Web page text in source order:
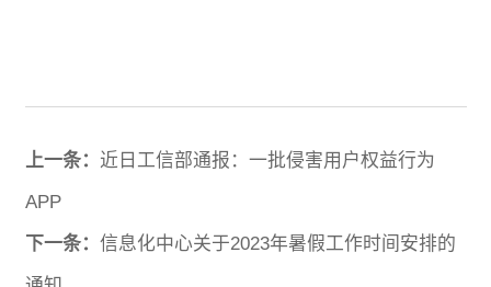
上一条： 近日工信部通报：一批侵害用户权益行为
APP
下一条： 信息化中心关于2023年暑假工作时间安排的